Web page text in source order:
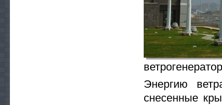
Энергию
снесенные